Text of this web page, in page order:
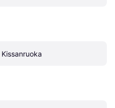
Kissanruoka